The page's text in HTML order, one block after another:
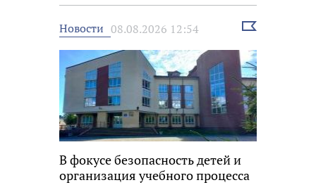
Новости 08.08.2026 12:54
Выбрать
В фокусе безопасность детей и
организация учебного процесса